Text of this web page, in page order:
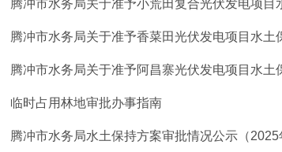
腾冲市水务局关于准予小荒田复合光伏发电项目
腾冲市水务局关于准予香菜田光伏发电项目水
腾冲市水务局关于准予阿昌寨光伏发电项目水
临时占用林地审批办事指南
腾冲市水务局水土保持方案审批情况公示（2025